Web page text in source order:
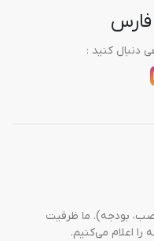
فارس
دنبال کنید :
می‌کنیم.